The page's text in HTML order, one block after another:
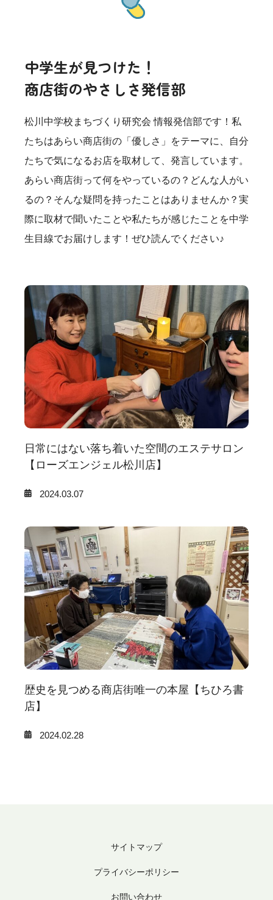
中学生が見つけた！
商店街のやさしさ発信部
松川中学校まちづくり研究会 情報発信部です！私
たちはあらい商店街の「優しさ」をテーマに、自分
たちで気になるお店を取材して、発言しています。
あらい商店街って何をやっているの？どんな人がい
るの？そんな疑問を持ったことはありませんか？実
際に取材で聞いたことや私たちが感じたことを中学
生目線でお届けします！ぜひ読んでください♪
日常にはない落ち着いた空間のエステサロン
【ローズエンジェル松川店】
2024.03.07
歴史を見つめる商店街唯一の本屋【ちひろ書
店】
2024.02.28
サイトマップ
プライバシーポリシー
お問い合わせ